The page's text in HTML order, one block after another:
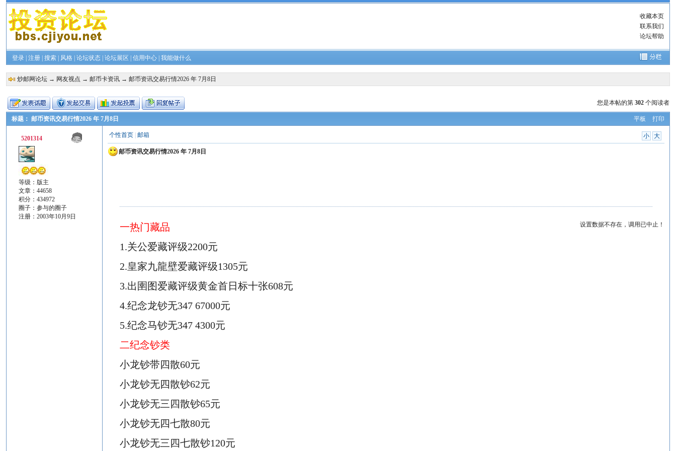
收藏本页
联系我们
论坛帮助
登录 注册 搜索 风格 论坛状态 论坛展区 信用中心 我能做什么
炒邮网论坛 → 网友视点 →邮币卡资讯 → 邮币资讯交易行情2026 年 7月8日
您是本帖的第 302个阅读者
平板 打印
标题： 邮币资讯交易行情2026 年 7月8日
5201314
等级：版主
文章：44658
积分：434972
圈子：参与的圈子
注册：2003年10月9日
小 大
个性首页 |邮箱
邮币资讯交易行情2026 年 7月8日
设置数据不存在，调用已中止！
一热门藏品
1.关公爱藏评级2200元
2.皇家九龍壁爱藏评级1305元
3.出圉图爱藏评级黄金首日标十张608元
4.纪念龙钞无347 67000元
5.纪念马钞无3474300元
二纪念钞类
小龙钞带四散60元
小龙钞无四散钞62元
小龙钞无三四散钞65元
小龙钞无四七散80元
小龙钞无三四七散钞120元